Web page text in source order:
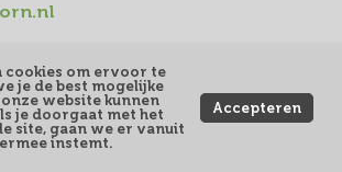
cookies om ervoor te
je de best mogelijke
website kunnen
je doorgaat met het
site, gaan we er vanuit
instemt.
Accepteren